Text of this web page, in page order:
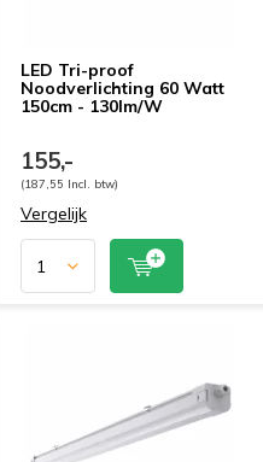
LED Tri-proof
Noodverlichting 60 Watt
150cm - 130lm/W
155,-
(187,55 Incl. btw)
Vergelijk